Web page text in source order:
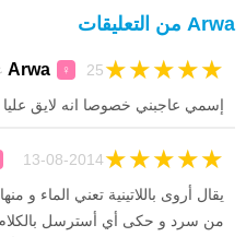
Arwa من التعليقات
Arwa ♀ 25 عاماً 21-07-2014 ★
★
★
★
★
إسمي عاجبني خصوصا انه لايق عليا
13-08-2014 ★
★
★
★
★
يقال أروى باللاتينية تعني الماء و
من سرد و حكى أي أسترسل بالكلام